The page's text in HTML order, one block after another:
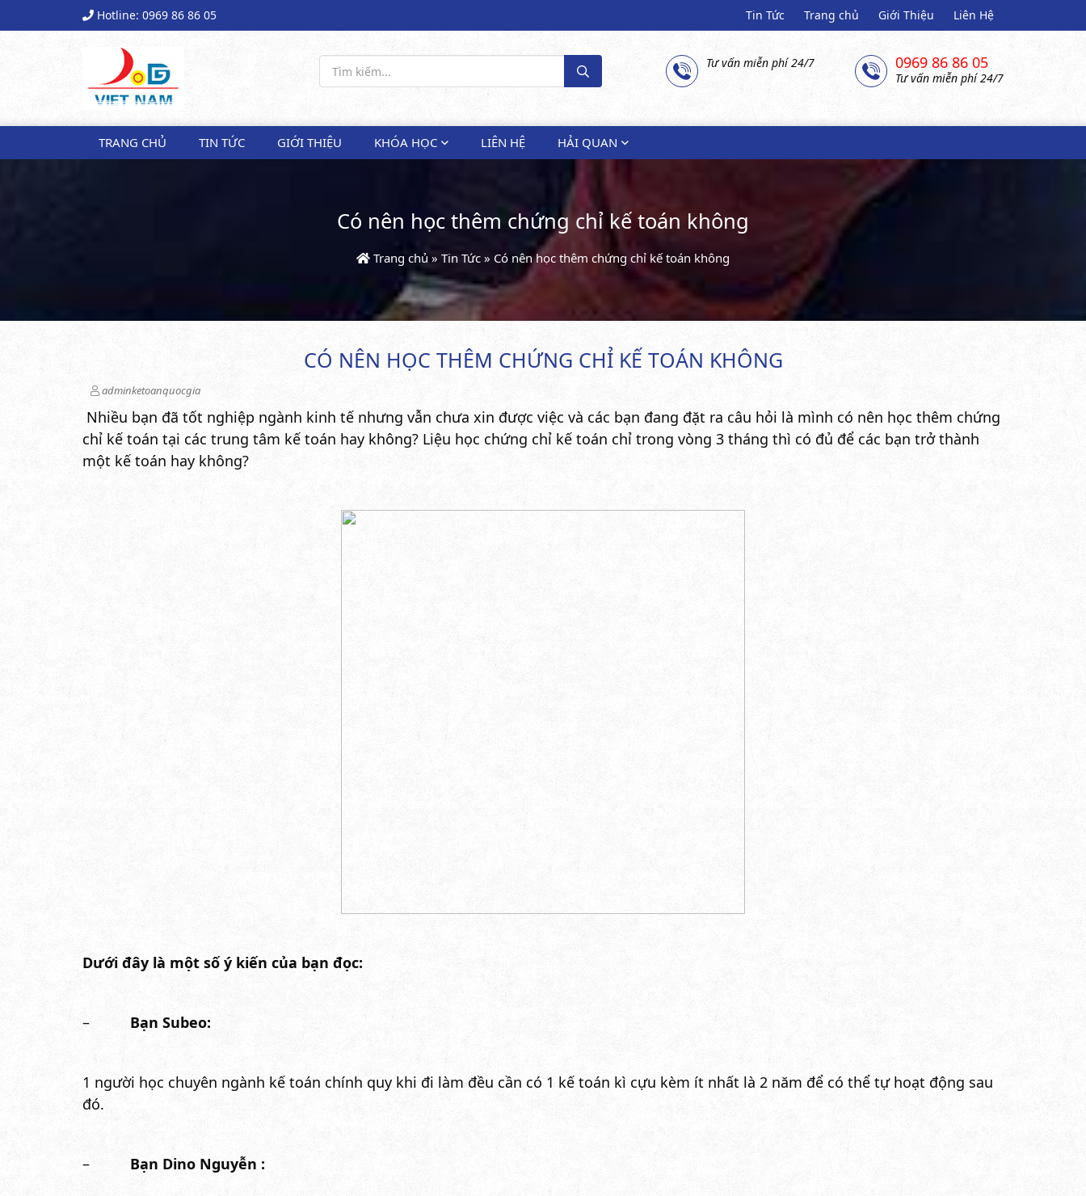
Hotline: 0969 86 86 05 Tin Tức Trang chủ Giới Thiệu Liên Hệ
0969 86 86 05
Tư vấn miễn phí 24/7
Tư vấn miễn phí 24/7
TRANG CHỦ TIN TỨC GIỚI THIỆU KHÓA HỌC LIÊN HỆ HẢI QUAN
Có nên học thêm chứng chỉ kế toán không
Trang chủ » Tin Tức » Có nên học thêm chứng chỉ kế toán không
CÓ NÊN HỌC THÊM CHỨNG CHỈ KẾ TOÁN KHÔNG
adminketoanquocgia
Nhiều bạn đã tốt nghiệp ngành kinh tế nhưng vẫn chưa xin được việc và các bạn đang đặt ra câu hỏi là mình có nên học thêm chứng
chỉ kế toán tại các trung tâm kế toán hay không? Liệu học chứng chỉ kế toán chỉ trong vòng 3 tháng thì có đủ để các bạn trở thành
một kế toán hay không?
Dưới đây là một số ý kiến của bạn đọc:
– Bạn Subeo:
1 người học chuyên ngành kế toán chính quy khi đi làm đều cần có 1 kế toán kì cựu kèm ít nhất là 2 năm để có thể tự hoạt động sau
đó.
– Bạn Dino Nguyễn :